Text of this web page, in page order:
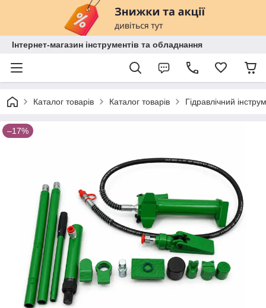
Інтернет-магазин інструментів та обладнання
Каталог товарів Каталог товарів Гідравлічний
–17%